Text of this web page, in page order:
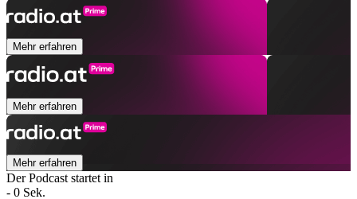
Mehr erfahren
Mehr erfahren
Mehr erfahren
Der Podcast startet in
- 0 Sek.